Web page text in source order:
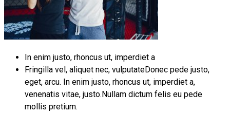
In enim justo, rhoncus ut, imperdiet a
Fringilla vel, aliquet nec, vulputateDonec pede justo,
eget, arcu. In enim justo, rhoncus ut, imperdiet a,
venenatis vitae, justo.Nullam dictum felis eu pede
mollis pretium.